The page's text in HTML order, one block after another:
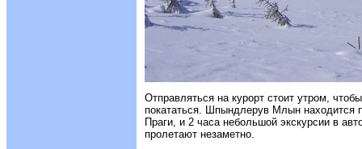
Отправляться на курорт стоит утром,
покататься. Шпындлерув Млын находится
Праги, и 2 часа небольшой экскурсии в
пролетают незаметно.